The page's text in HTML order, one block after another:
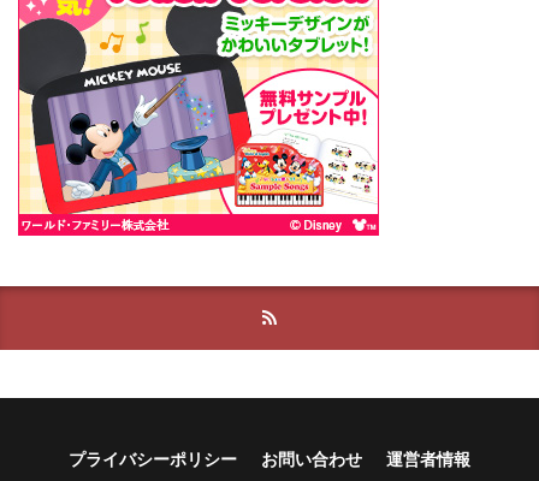
プライバシーポリシー お問い合わせ 運営者情報